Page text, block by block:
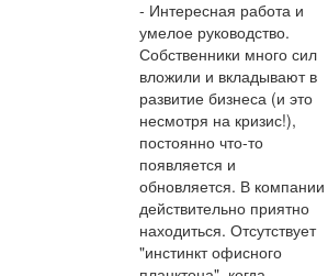
- Интересная работа и
умелое руководство.
Собственники много сил
вложили и вкладывают в
развитие бизнеса (и это
несмотря на кризис!),
постоянно что-то
появляется и
обновляется. В компании
действительно приятно
находиться. Отсутствует
"инстинкт офисного